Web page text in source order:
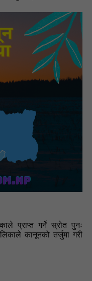
प्राप्त गर्ने स्रोत पुनः
कानूनको तर्जुमा गरी